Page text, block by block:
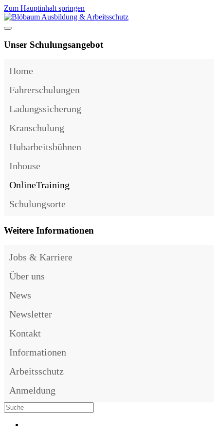
Zum Hauptinhalt springen
Unser Schulungsangebot
Home
Fahrerschulungen
Ladungssicherung
Kranschulung
Hubarbeitsbühnen
Inhouse
OnlineTraining
Schulungsorte
Weitere Informationen
Jobs & Karriere
Über uns
News
Newsletter
Kontakt
Informationen
Arbeitsschutz
Anmeldung